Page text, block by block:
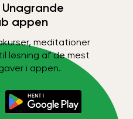
appen
meditationer
løsning af de mest
i appen.